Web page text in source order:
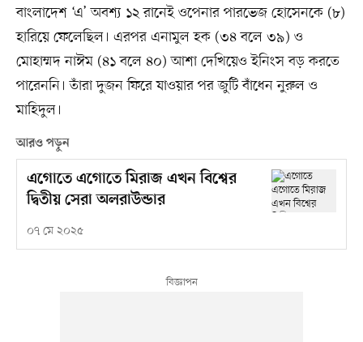
বাংলাদেশ ‘এ’ অবশ্য ১২ রানেই ওপেনার পারভেজ হোসেনকে (৮)
হারিয়ে ফেলেছিল। এরপর এনামুল হক (৩৪ বলে ৩৯) ও
মোহাম্মদ নাঈম (৪১ বলে ৪০) আশা দেখিয়েও ইনিংস বড় করতে
পারেননি। তাঁরা দুজন ফিরে যাওয়ার পর জুটি বাঁধেন নুরুল ও
মাহিদুল।
আরও পড়ুন
এগোতে এগোতে মিরাজ এখন বিশ্বের
দ্বিতীয় সেরা অলরাউন্ডার
০৭ মে ২০২৫